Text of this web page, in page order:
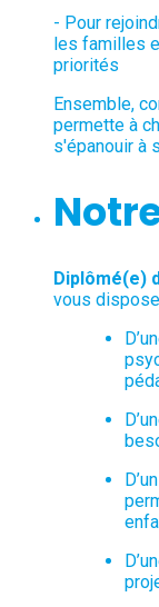
- Pour
les familles
priorités
Ensemble,
permette à
s'épanouir à
Diplômé(e)
vous